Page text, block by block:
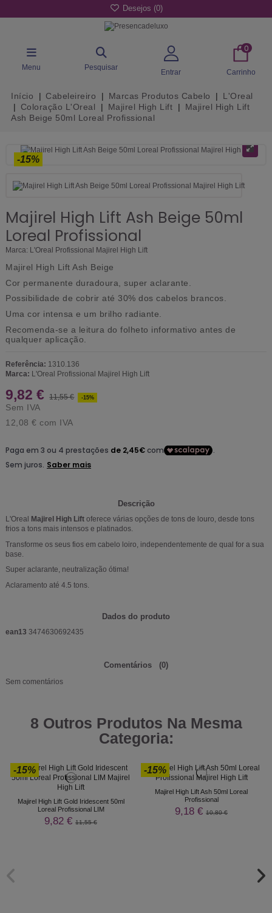
Desejos (0)
Menu Pesquisar
Entrar
0
Carrinho
Início Cabeleireiro Marcas Produtos Cabelo
L'Oreal
Coloração L'Oreal
Majirel High Lift
Majirel High Lift
Ash Beige 50ml Loreal Profissional
-15%
Majirel High Lift Ash Beige 50ml
Loreal Profissional
Marca: L'Oreal Profissional Majirel High Lift
Majirel High Lift Ash Beige
Cor permanente duradoura, super aclarante.
Possibilidade de cobrir até 30% dos cabelos brancos.
Uma cor intensa e um brilho radiante.
Recomenda-se a leitura do folheto informativo antes de
qualquer aplicação.
Referência: 1310.136
Marca: L'Oreal Profissional Majirel High Lift
9,82 € 11,55 € -15%
Sem IVA
12,08 € com IVA
Descrição
L'Oreal Majirel High Lift oferece várias opções de tons de louro, desde tons
frios a tons mais intensos e platinados.
Transforme os seus fios em cabelo loiro, independentemente de qual for a sua
base.
Super aclarante, neutralização ótima!
Aclaramento até 4.5 tons.
Dados do produto
ean13 3474630692435
Comentários (0)
Sem comentários
8 Outros Produtos Na Mesma
Categoria:
-15%
Majirel High Lift Gold Iridescent 50ml
Loreal Profissional LIM
9,82 € 11,55 €
-15%
Majirel High Lift Ash 50ml Loreal
Profissional
9,18 € 10,80 €